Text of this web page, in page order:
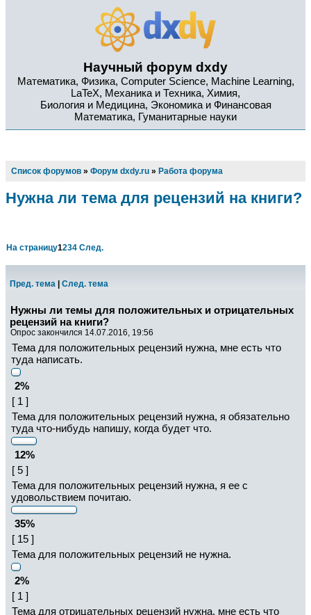
Научный форум dxdy
Математика, Физика, Computer Science, Machine Learning,
LaTeX, Механика и Техника, Химия,
Биология и Медицина, Экономика и Финансовая
Математика, Гуманитарные науки
Список форумов » Форум dxdy.ru » Работа форума
Нужна ли тема для рецензий на книги?
На страницу1234 След.
Пред. тема След. тема
Нужны ли темы для положительных и отрицательных
рецензий на книги?
Опрос закончился 14.07.2016, 19:56
Тема для положительных рецензий нужна, мне есть что
туда написать.
2%
[ 1 ]
Тема для положительных рецензий нужна, я обязательно
туда что-нибудь напишу, когда будет что.
12%
[ 5 ]
Тема для положительных рецензий нужна, я ее с
удовольствием почитаю.
35%
[ 15 ]
Тема для положительных рецензий не нужна.
2%
[ 1 ]
Тема для отрицательных рецензий нужна, мне есть что